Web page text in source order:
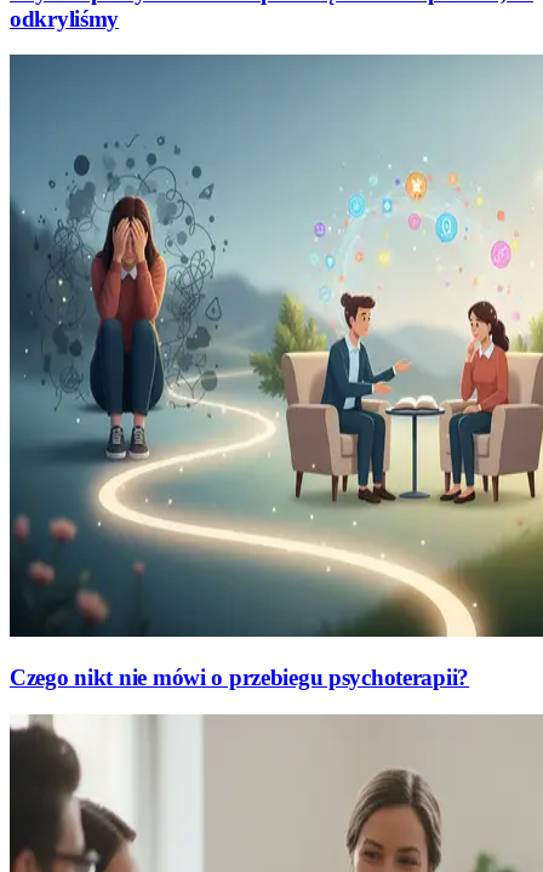
odkryliśmy
Czego nikt nie mówi o przebiegu psychoterapii?